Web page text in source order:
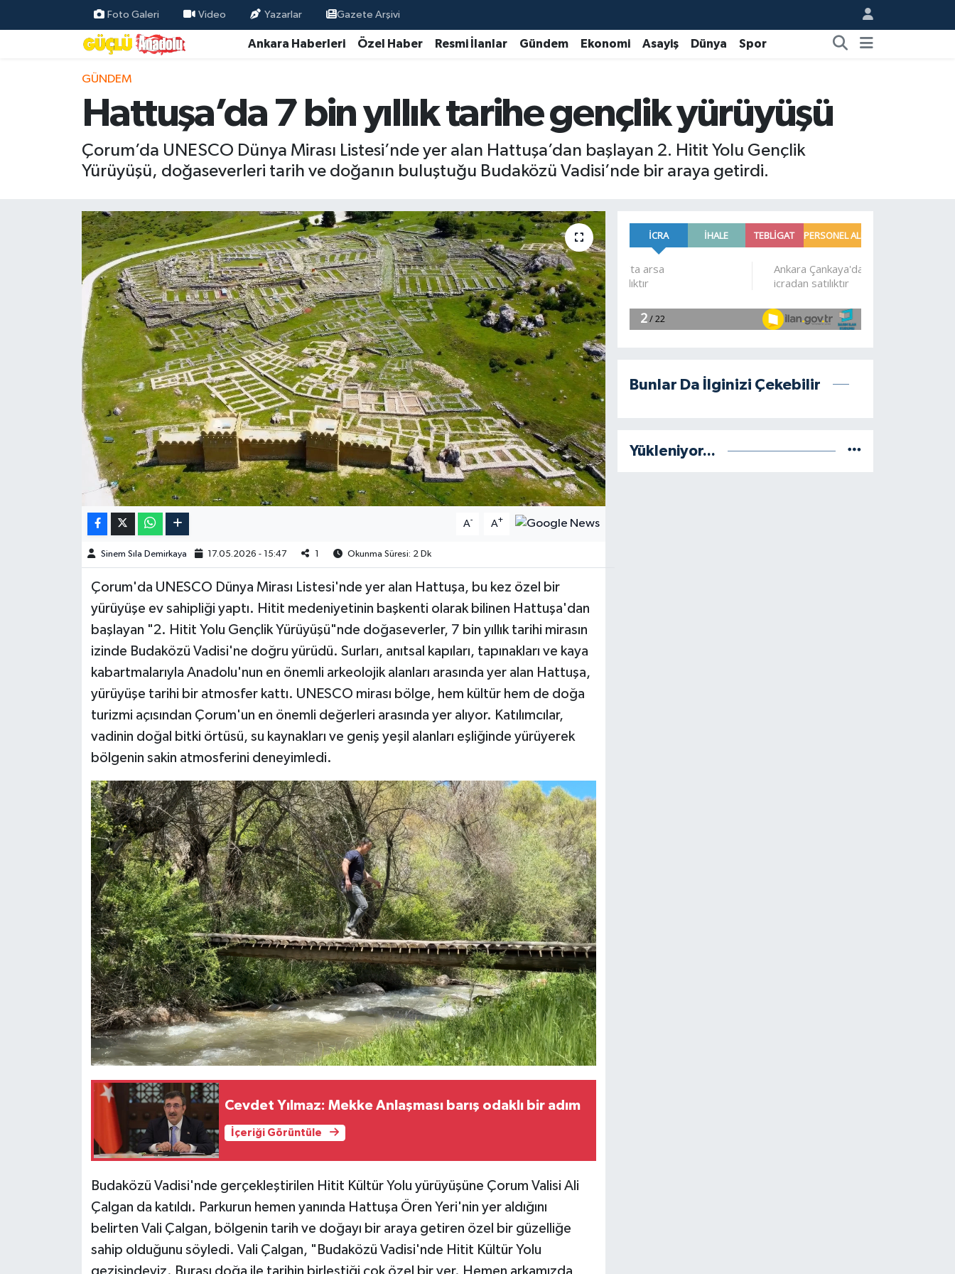
Foto Galeri Video Yazarlar Gazete Arşivi
Ankara Haberleri Özel Haber Resmi İlanlar Gündem Ekonomi Asayiş Dünya Spor
GÜNDEM
Hattuşa’da 7 bin yıllık tarihe gençlik yürüyüşü
Çorum’da UNESCO Dünya Mirası Listesi’nde yer alan Hattuşa’dan başlayan 2. Hitit Yolu Gençlik
Yürüyüşü, doğaseverleri tarih ve doğanın buluştuğu Budaközü Vadisi’nde bir araya getirdi.
A- A+
Sinem Sıla Demirkaya 17.05.2026 - 15:47 Okunma Süresi: 2 Dk
Çorum'da UNESCO Dünya Mirası Listesi'nde yer alan Hattuşa, bu kez özel bir
yürüyüşe ev sahipliği yaptı. Hitit medeniyetinin başkenti olarak bilinen Hattuşa'dan
başlayan "2. Hitit Yolu Gençlik Yürüyüşü"nde doğaseverler, 7 bin yıllık tarihi mirasın
izinde Budaközü Vadisi'ne doğru yürüdü. Surları, anıtsal kapıları, tapınakları ve kaya
kabartmalarıyla Anadolu'nun en önemli arkeolojik alanları arasında yer alan Hattuşa,
yürüyüşe tarihi bir atmosfer kattı. UNESCO mirası bölge, hem kültür hem de doğa
turizmi açısından Çorum'un en önemli değerleri arasında yer alıyor. Katılımcılar,
vadinin doğal bitki örtüsü, su kaynakları ve geniş yeşil alanları eşliğinde yürüyerek
bölgenin sakin atmosferini deneyimledi.
Cevdet Yılmaz: Mekke Anlaşması barış odaklı bir adım
İçeriği Görüntüle
Budaközü Vadisi'nde gerçekleştirilen Hitit Kültür Yolu yürüyüşüne Çorum Valisi Ali
Çalgan da katıldı. Parkurun hemen yanında Hattuşa Ören Yeri'nin yer aldığını
belirten Vali Çalgan, bölgenin tarih ve doğayı bir araya getiren özel bir güzelliğe
sahip olduğunu söyledi. Vali Çalgan, "Budaközü Vadisi'nde Hitit Kültür Yolu
gezisindeyiz. Burası doğa ile tarihin birleştiği çok özel bir yer. Hemen arkamızda
Bunlar Da İlginizi Çekebilir
Yükleniyor...
Özel Haber
Resmi İlanlar
Ekonomi
Magazin
Burç Yorumları
Hava Durumu
Kim kimdir?
Kültür Sanat
Televizyon
Yaşam-Çevre